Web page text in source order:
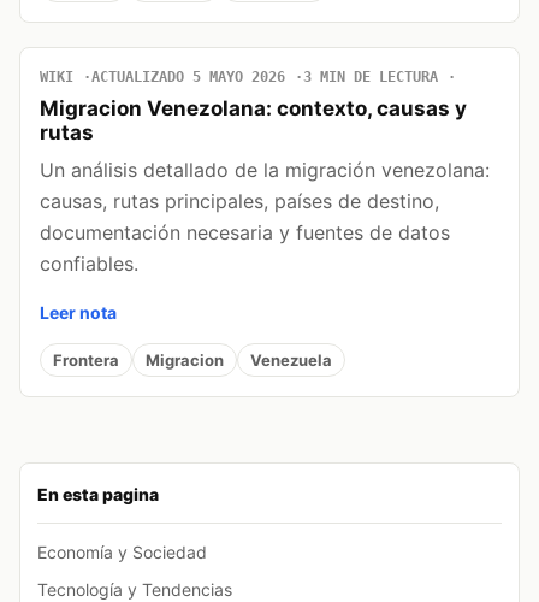
En esta pagina
Economía y Sociedad
Tecnología y Tendencias
WIKI ACTUALIZADO 5 MAYO 2026 3 MIN DE LECTURA
Migracion Venezolana: contexto, causas y
rutas
Un análisis detallado de la migración venezolana:
causas, rutas principales, países de destino,
documentación necesaria y fuentes de datos
confiables.
Leer nota
Frontera Migracion Venezuela